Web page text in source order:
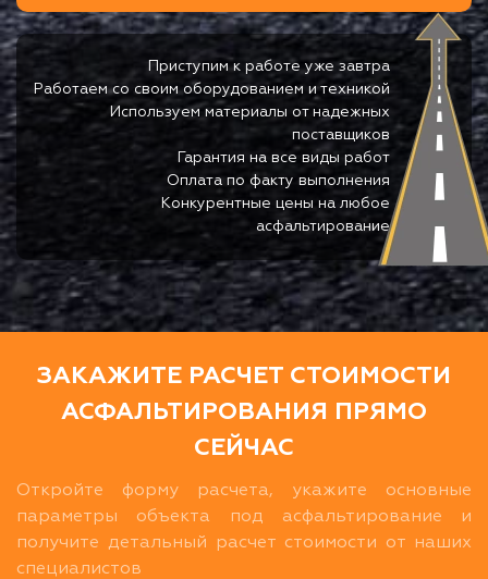
Приступим к работе уже завтра
Работаем со своим оборудованием и техникой
Используем материалы от надежных
поставщиков
Гарантия на все виды работ
Оплата по факту выполнения
Конкурентные цены на любое
асфальтирование
ЗАКАЖИТЕ РАСЧЕТ СТОИМОСТИ
АСФАЛЬТИРОВАНИЯ ПРЯМО
СЕЙЧАС
Откройте форму расчета, укажите основные
параметры объекта под асфальтирование и
получите детальный расчет стоимости от наших
специалистов